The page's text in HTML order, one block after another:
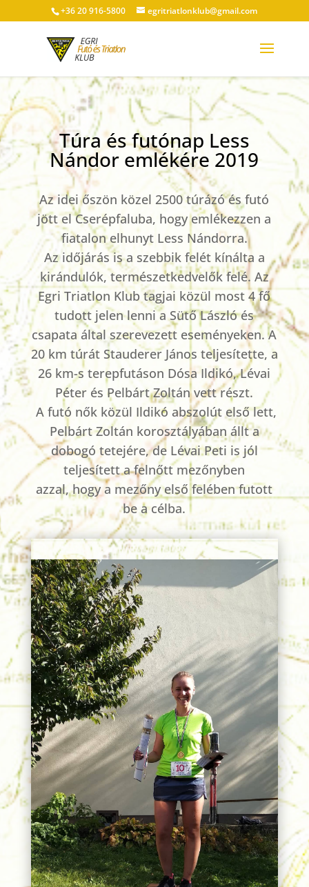
+36 20 916-5800 egritriatlonklub@gmail.com
Túra és futónap Less
Nándor emlékére 2019
Az idei őszön közel 2500 túrázó és futó
jött el Cserépfaluba, hogy emlékezzen a
fiatalon elhunyt Less Nándorra.
Az időjárás is a szebbik felét kínálta a
kirándulók, természetkedvelők felé. Az
Egri Triatlon Klub tagjai közül most 4 fő
tudott jelen lenni a Sütő Lászlóés
csapata által szerevezett eseményeken. A
20 km túrát Stauderer János teljesítette, a
26 km-s terepfutáson Dósa Ildikó, Lévai
Péter és Pelbárt Zoltán vett részt.
A futó nők közül Ildikó abszolút első lett,
Pelbárt Zoltán korosztályában állt a
dobogó tetejére, de Lévai Peti is jól
teljesített a felnőtt mezőnyben
azzal,hogy a mezőny első felében futott
be a célba.